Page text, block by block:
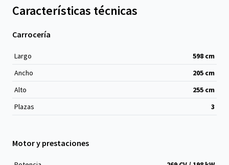
Características técnicas
Carrocería
Largo 598 cm
Ancho
205 cm
Alto
255 cm
Plazas
3
Motor y prestaciones